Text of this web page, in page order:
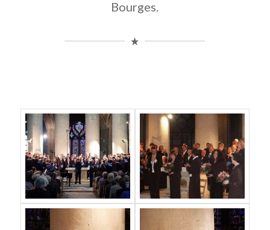
Bourges.